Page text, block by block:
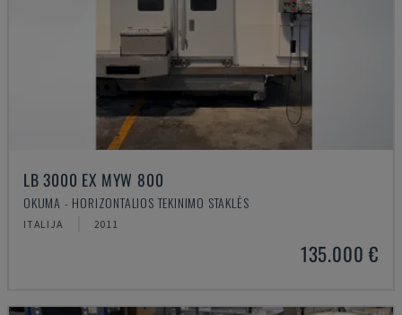
LB 3000 EX MYW 800
OKUMA - HORIZONTALIOS TEKINIMO STAKLĖS
ITALIJA 2011
135.000 €